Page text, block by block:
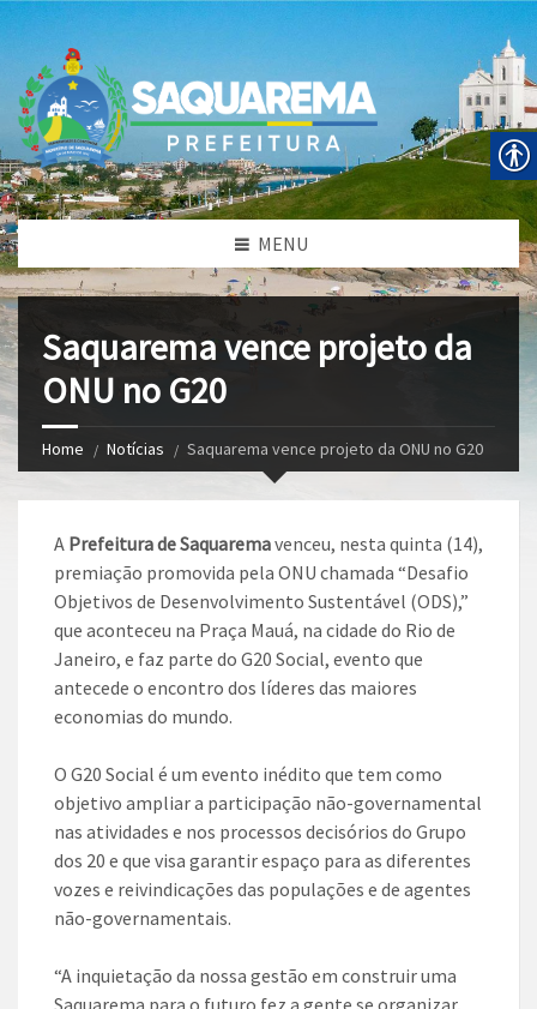
MENU
Saquarema vence projeto da
ONU no G20
Home Notícias Saquarema vence projeto da ONU no G20
A Prefeitura de Saquaremavenceu, nesta quinta (14),
premiação promovida pela ONU chamada “Desafio
Objetivos de Desenvolvimento Sustentável (ODS),”
que aconteceu na Praça Mauá, na cidade do Rio de
Janeiro, e faz parte do G20 Social, evento que
antecede o encontro dos líderes das maiores
economias do mundo.
O G20 Social é um evento inédito que tem como
objetivo ampliar a participação não-governamental
nas atividades e nos processos decisórios do Grupo
dos 20 e que visa garantir espaço para as diferentes
vozes e reivindicações das populações e de agentes
não-governamentais.
“A inquietação da nossa gestão em construir uma